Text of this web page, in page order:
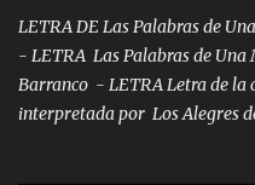
la peligro...
LETRA DE Las Palabras de
- LETRA Las Palabras de
Barranco - LETRA Letra de la
interpretada por Los Alegres